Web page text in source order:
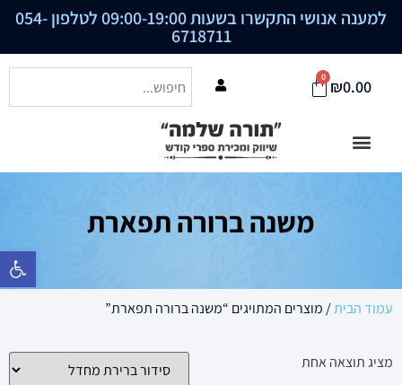
פתח סרגל
למענה אנושי התקשרו בשעות 09:00-19:00 לטלפון 054-
6718711
₪0.00
0
משנה ברורה תפארת
עמוד הבית/ מוצרים המתויגים “משנה ברורה תפארת”
מציג תוצאה אחת